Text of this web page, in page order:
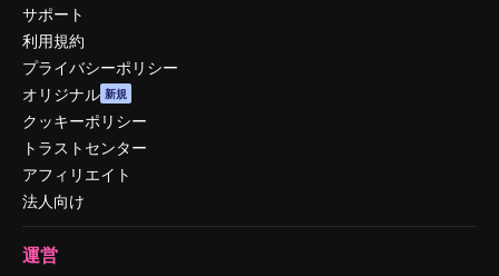
サポート
利用規約
プライバシーポリシー
オリジナル 新規
クッキーポリシー
トラストセンター
アフィリエイト
法人向け
運営